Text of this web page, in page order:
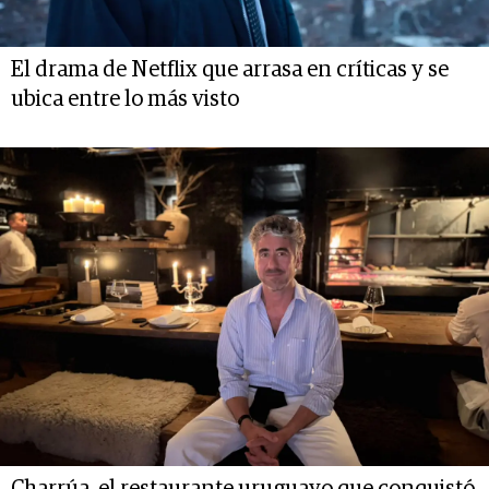
El drama de Netflix que arrasa en críticas y se
ubica entre lo más visto